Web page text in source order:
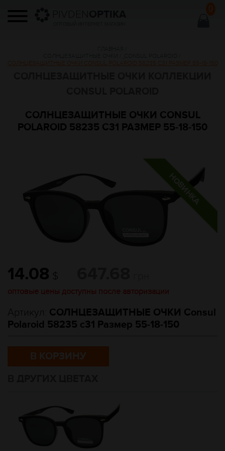
0
СОЛНЦЕЗАЩИТНЫЕ ОЧКИ CONSUL POLAROID 58235 C31 РАЗМЕР 55-18-150
СОЛНЦЕЗАЩИТНЫЕ ОЧКИ CONSUL
POLAROID 58235 C31 РАЗМЕР 55-18-150
14.08 $
оптовые цены доступны после авторизации
Артикул: СОЛНЦЕЗАЩИТНЫЕ ОЧКИ Consul
Polaroid 58235 c31 Размер 55-18-150
В КОРЗИНУ